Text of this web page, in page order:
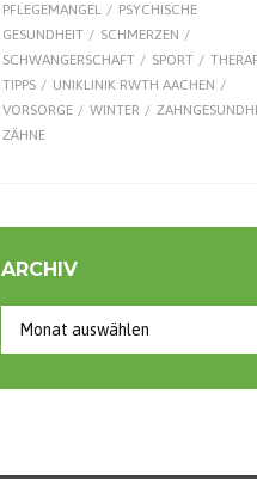
PFLEGEMANGEL
PSYCHISCHE
GESUNDHEIT
SCHMERZEN
SCHWANGERSCHAFT
SPORT
TIPPS
UNIKLINIK RWTH AACHEN
VORSORGE
WINTER
ZÄHNE
ARCHIV